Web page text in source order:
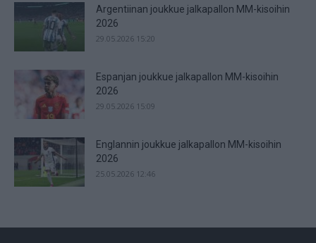
Argentiinan joukkue jalkapallon MM-kisoihin
2026
29.05.2026 15:20
Espanjan joukkue jalkapallon MM-kisoihin
2026
29.05.2026 15:09
Englannin joukkue jalkapallon MM-kisoihin
2026
25.05.2026 12:46